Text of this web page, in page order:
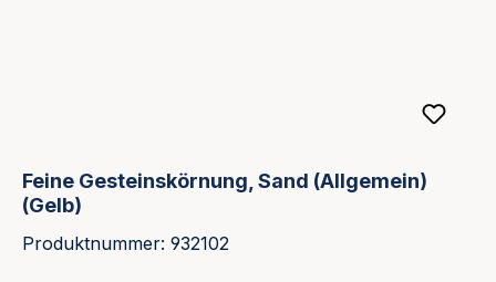
Feine Gesteinskörnung, Sand (Allgemein)
(Gelb)
Produktnummer: 932102